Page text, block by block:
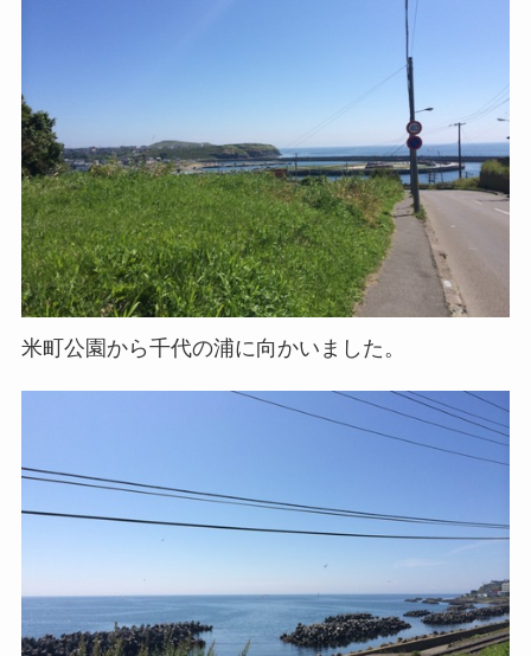
米町公園から千代の浦に向かいました。